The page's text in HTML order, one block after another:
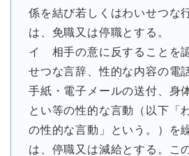
係を結び若しくはわいせつな
は、免職又は停職とする。
イ 相手の意に反することを
せつな言辞、性的な内容の電
手紙・電子メールの送付、身
とい等の性的な言動（以下「
の性的な言動」という。）を
は、停職又は減給とする。こ